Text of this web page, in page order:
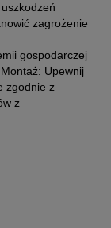
zagrożenie
gospodarczej
Upewnij
zgodnie z
z